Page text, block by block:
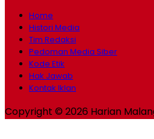
Home
Histori Media
Tim Redaksi
Pedoman Media Siber
Kode Etik
Hak Jawab
Kontak Iklan
Copyright © 2026 Harian